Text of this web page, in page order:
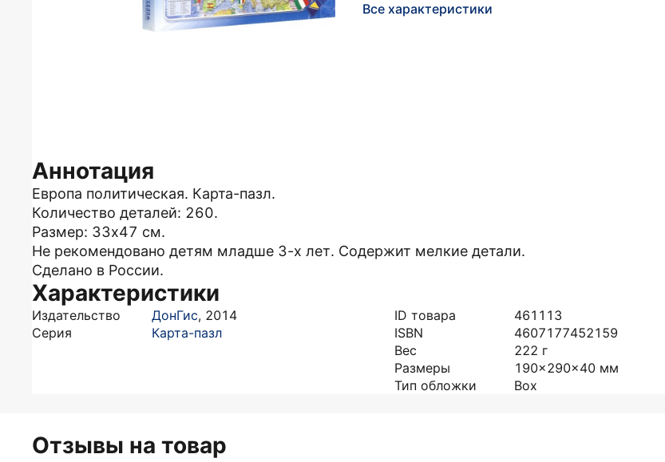
Все характеристики
Аннотация
Европа политическая. Карта-пазл.
Количество деталей: 260.
Размер: 33х47 см.
Не рекомендовано детям младше 3-х лет. Содержит мелкие детали.
Сделано в России.
Характеристики
Издательство ДонГис, 2014
Серия
Карта-пазл
ID товара
461113
ISBN
4607177452159
Вес
222 г
Размеры
190x290x40 мм
Тип обложки
Box
Отзывы на товар